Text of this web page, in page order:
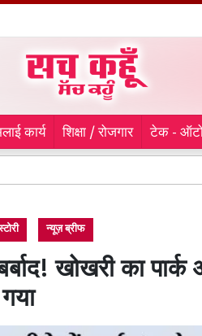
कार्य शिक्षा / रोजगार टेक -
न्यूज़ ब्रीफ
खोखरी का